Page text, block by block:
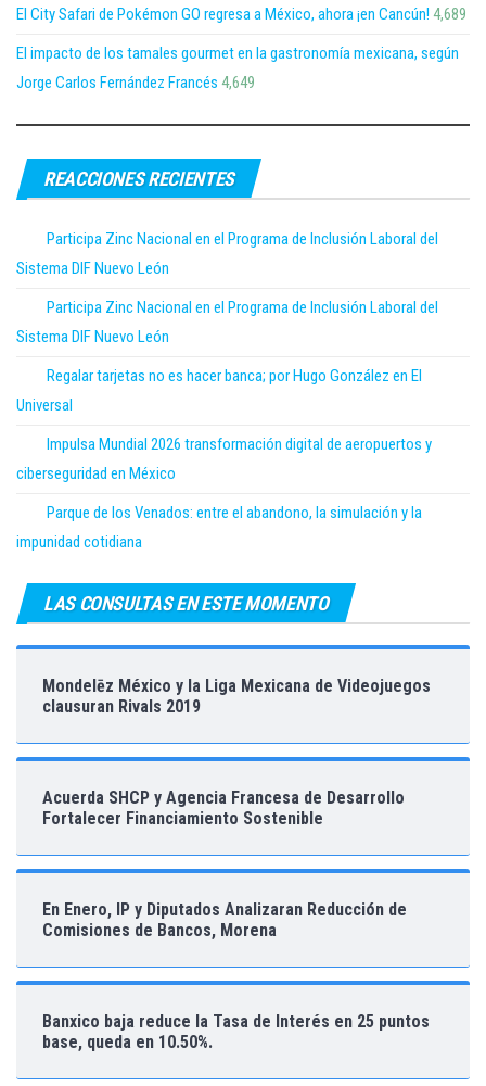
El City Safari de Pokémon GO regresa a México, ahora ¡en Cancún! 4,689
El impacto de los tamales gourmet en la gastronomía mexicana, según
Jorge Carlos Fernández Francés 4,649
REACCIONES RECIENTES
Participa Zinc Nacional en el Programa de Inclusión Laboral del
Sistema DIF Nuevo León
Participa Zinc Nacional en el Programa de Inclusión Laboral del
Sistema DIF Nuevo León
Regalar tarjetas no es hacer banca; por Hugo González en El
Universal
Impulsa Mundial 2026 transformación digital de aeropuertos y
ciberseguridad en México
Parque de los Venados: entre el abandono, la simulación y la
impunidad cotidiana
LAS CONSULTAS EN ESTE MOMENTO
Mondelēz México y la Liga Mexicana de Videojuegos
clausuran Rivals 2019
Acuerda SHCP y Agencia Francesa de Desarrollo
Fortalecer Financiamiento Sostenible
En Enero, IP y Diputados Analizaran Reducción de
Comisiones de Bancos, Morena
Banxico baja reduce la Tasa de Interés en 25 puntos
base, queda en 10.50%.